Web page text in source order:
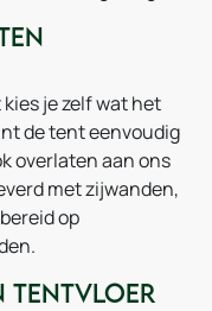
je zelf wat het
de tent eenvoudig
overlaten aan ons
met zijwanden,
op
tentvloer